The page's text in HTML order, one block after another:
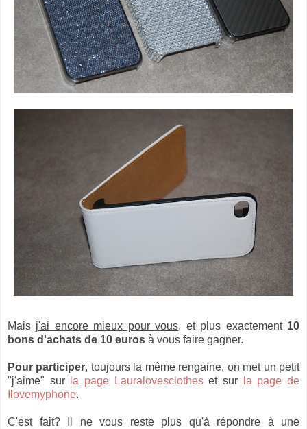
Mais j'ai encore mieux pour vous, et plus exactement 10
bons d'achats de 10 euros à vous faire gagner.
Pour participer, toujours la même rengaine, on met un petit
"j'aime" sur
la page Lauralovesclotheset sur
la page de
Ilovemyphone.
C'est fait? Il ne vous reste plus qu'à répondre à une